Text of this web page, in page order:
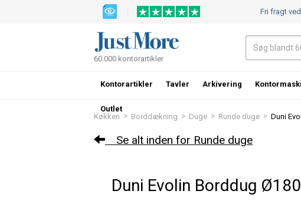
Køkken > Borddækning > Duge > Runde duge > Duni
Se alt inden for Runde duge
Duni Evolin Borddug
Fri fragt
60.000 kontorartikler
Kontorartikler Tavler Arkivering
Outlet